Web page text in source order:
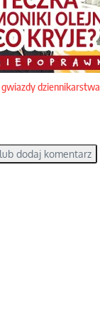
dziennikarstwa
dodaj komentarz